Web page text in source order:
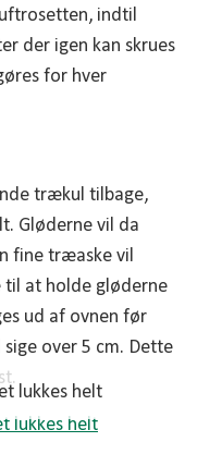
indtil
der igen kan skrues
for hver
trækul tilbage,
Gløderne vil da
fine træaske vil
at holde gløderne
ud af ovnen før
over 5 cm. Dette
lukkes helt